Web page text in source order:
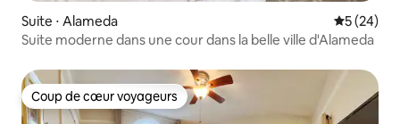
Suite ⋅ Alameda
5 (24)
Suite moderne dans une cour dans la belle ville d'Alameda
Coup de cœur voyageurs
Coup de cœur voyageurs